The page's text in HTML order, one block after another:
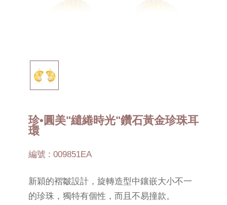
珍•圓美"繾綣時光"鑽石黃金珍珠耳
環
編號 : 009851EA
新穎的褶皺設計，旋轉造型中鑲嵌大小不一
的珍珠，獨特有個性，而且不易撞款。